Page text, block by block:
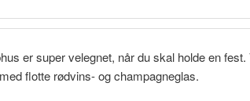
er super velegnet, når du skal holde en
flotte rødvins- og champagneglas.